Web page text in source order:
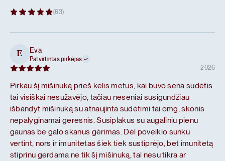
(63)
E Eva
Patvirtintas pirkėjas
2026
Pirkau šį mišinuką prieš kelis metus, kai buvo sena sudėtis
tai visiškai nesužavėjo, tačiau neseniai susigundžiau
išbandyt mišinuką su atnaujinta sudėtimi tai omg, skonis
nepalyginamai geresnis. Susiplakus su augaliniu pienu
gaunas be galo skanus gėrimas. Dėl poveikio sunku
vertint, nors ir imunitetas šiek tiek sustiprėjo, bet imunitetą
stiprinu gerdama ne tik šį mišinuką, tai nesu tikra ar